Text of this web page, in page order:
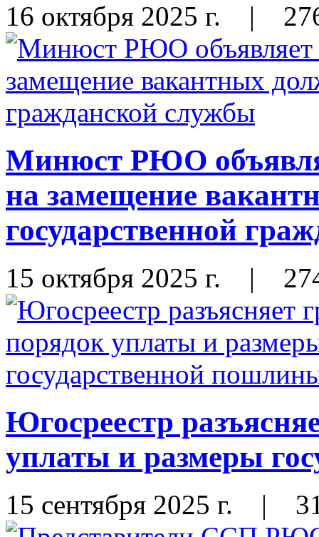
16 октября 2025 г. |
Минюст РЮО
на замещение
государственной
15 октября 2025 г. |
Югосреестр
уплаты и размеры
15 сентября 2025 г. |